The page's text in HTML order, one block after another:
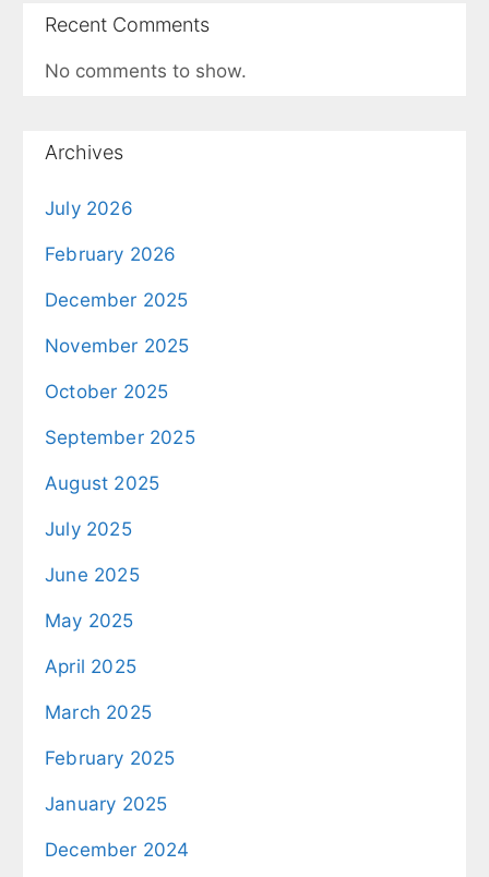
Recent Comments
No comments to show.
Archives
July 2026
February 2026
December 2025
November 2025
October 2025
September 2025
August 2025
July 2025
June 2025
May 2025
April 2025
March 2025
February 2025
January 2025
December 2024